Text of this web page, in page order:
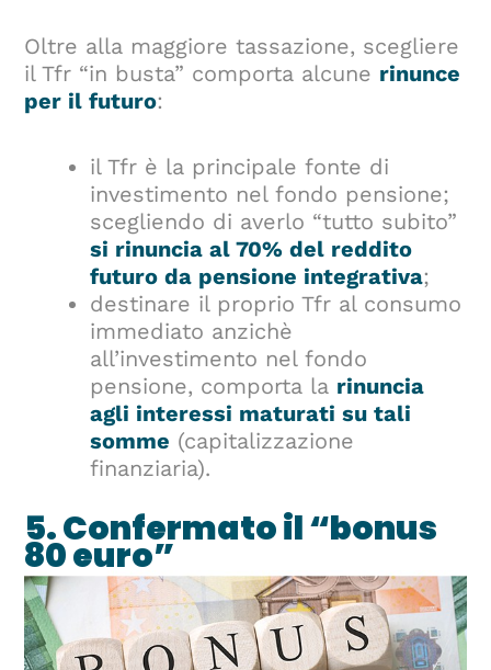
Oltre alla maggiore tassazione, scegliere
il Tfr “in busta” comporta alcune rinunce
per il futuro:
il Tfr è la principale fonte di
investimento nel fondo pensione;
scegliendo di averlo “tutto subito”
si rinuncia al 70% del reddito
futuro da pensione integrativa;
destinare il proprio Tfr al consumo
immediato anzichè
all’investimento nel fondo
pensione, comporta la rinuncia
agli interessi maturati su tali
somme (capitalizzazione
finanziaria).
5. Confermato il “bonus
80 euro”